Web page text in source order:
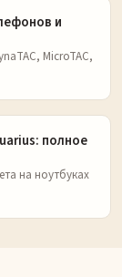
и
MicroTAC,
полное
на ноутбуках